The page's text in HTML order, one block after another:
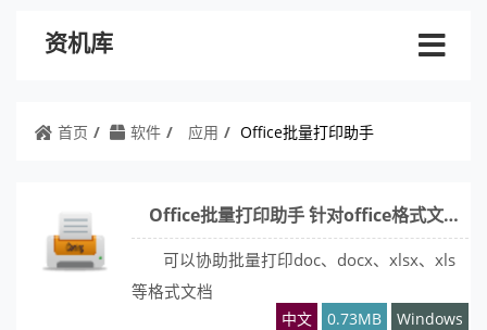
资机库
首页 软件 应用 Office批量打印助手
Office批量打印助手 针对office格式文档打造的打印工具
可以协助批量打印doc、docx、xlsx、xls
等格式文档
中文 0.73MB Windows